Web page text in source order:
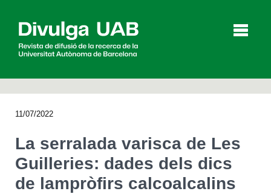
Agenda
11/07/2022
La serralada varisca de Les
Guilleries: dades dels dics
de lampròfirs calcoalcalins